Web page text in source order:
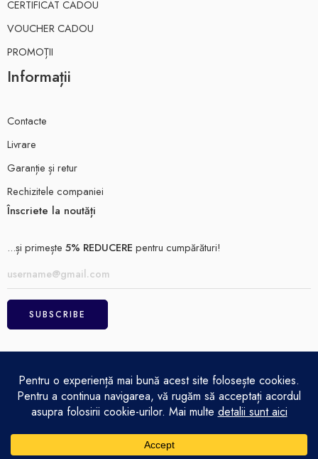
CERTIFICAT CADOU
VOUCHER CADOU
PROMOȚII
Informații
Contacte
Livrare
Garanție și retur
Rechizitele companiei
Înscriete la noutăți
...și primește 5% REDUCERE pentru cumpărături!
ELECTRO MAGAZIN SRL© 2026
Achitare Politică de confidențialitate Termeni și condiții